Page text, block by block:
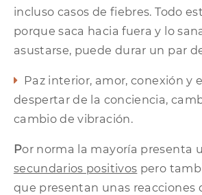
incluso casos de fiebres. Todo
porque saca hacia fuera y lo
asustarse, puede durar un par
Paz interior, amor, conexión y
despertar de la conciencia,
cambio de vibración.
Por norma la mayoría presenta
secundarios positivos pero
que presentan unas reacciones